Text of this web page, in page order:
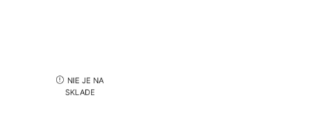
NIE JE NA
SKLADE